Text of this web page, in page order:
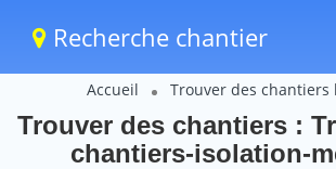
Recherche chantier
Accueil Trouver des chantiers
Trouver des chantiers :
chantiers-isolation-